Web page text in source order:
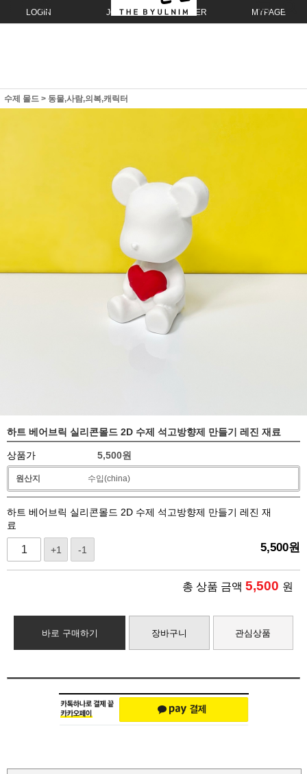
LOGIN JOIN ORDER MYPAGE
수제 몰드 > 동물,사람,의복,캐릭터
하트 베어브릭 실리콘몰드 2D 수제 석고방향제 만들기 레진 재료
상품가 5,500원
원산지 수입(china)
하트 베어브릭 실리콘몰드 2D 수제 석고방향제 만들기 레진 재
료
+1 -1 5,500원
총 상품 금액 5,500 원
바로 구매하기 장바구니 관심상품